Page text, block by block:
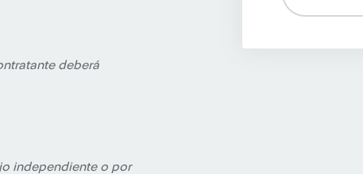
deberá
independiente o por